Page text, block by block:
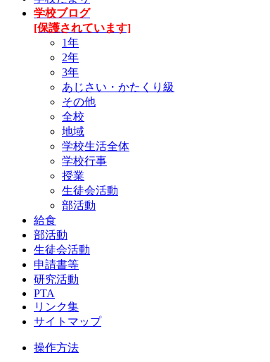
学校ブログ
[保護されています]
1年
2年
3年
あじさい・かたくり級
その他
全校
地域
学校生活全体
学校行事
授業
生徒会活動
部活動
給食
部活動
生徒会活動
申請書等
研究活動
PTA
リンク集
サイトマップ
操作方法